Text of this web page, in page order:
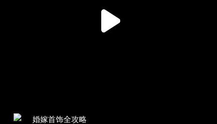
婚嫁首饰全攻略